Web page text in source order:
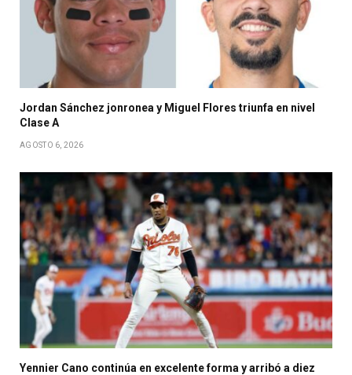
Jordan Sánchez jonronea y Miguel Flores triunfa en nivel
Clase A
AGOSTO 6, 2026
Yennier Cano continúa en excelente forma y arribó a diez